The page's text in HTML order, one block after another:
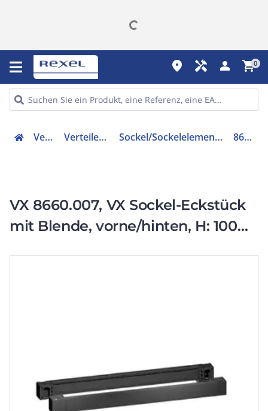
place handyman person shopping_cart0
Verteiler Verteilerzubehör Sockel/Sockelelement (Schaltschrank) 8660007
VX 8660.007, VX Sockel-Eckstück
mit Blende, vorne/hinten, H: 100